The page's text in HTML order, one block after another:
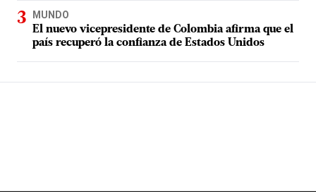
MUNDO
El nuevo vicepresidente de Colombia afirma que el
país recuperó la confianza de Estados Unidos